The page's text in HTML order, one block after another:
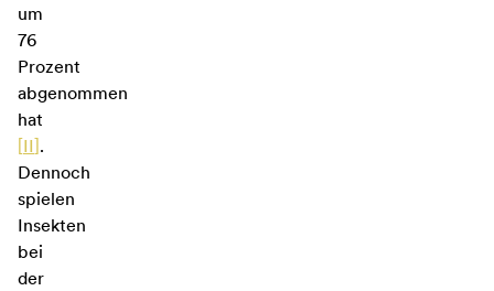
um
76
Prozent
abgenommen
hat
[II].
Dennoch
spielen
Insekten
bei
der